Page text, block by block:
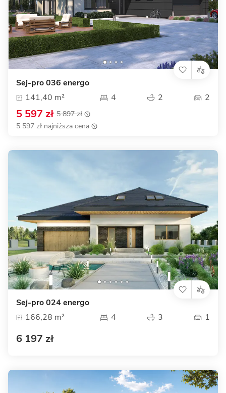
Sej-pro 036 energo
141,40 m²
4 2 2
5 597 zł 5 897 zł
5 597 zł najniższa cena
Sej-pro 024 energo
166,28 m²
4 3 1
6 197 zł